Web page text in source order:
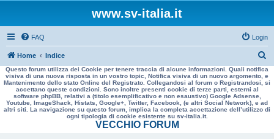
www.sv-italia.it
FAQ Login
Home Indice
e
r
a
Questo forum utilizza dei Cookie per tenere traccia di alcune informazioni. Quali notifica
visiva di una nuova risposta in un vostro topic, Notifica visiva di un nuovo argomento, e
Mantenimento dello stato Online del Registrato. Collegandosi al forum o Registrandosi, si
accettano queste condizioni. Sono inoltre presenti cookie di terze parti, esterni al
software phpBB, relativi a (titolo esemplificativo e non esaustivo) Google Adsense,
Youtube, ImageShack, Histats, Google+, Twitter, Facebook, (e altri Social Network), e ad
altri siti. La navigazione su questo forum, implica la completa accettazione dell’utilizzo di
ogni tipologia di cookie esistente su sv-italia.it.
VECCHIO FORUM